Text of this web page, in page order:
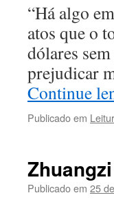
“Há algo
atos que o
dólares
prejudicar
Continue
Publicado em
Publicado em 25